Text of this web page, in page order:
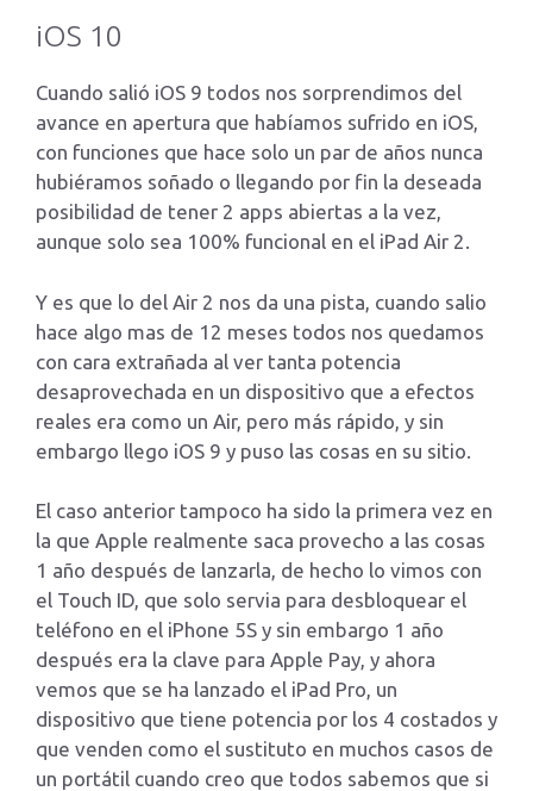
iOS 10
Cuando salió iOS 9 todos nos sorprendimos del
avance en apertura que habíamos sufrido en iOS,
con funciones que hace solo un par de años nunca
hubiéramos soñado o llegando por fin la deseada
posibilidad de tener 2 apps abiertas a la vez,
aunque solo sea 100% funcional en el iPad Air 2.
Y es que lo del Air 2 nos da una pista, cuando salio
hace algo mas de 12 meses todos nos quedamos
con cara extrañada al ver tanta potencia
desaprovechada en un dispositivo que a efectos
reales era como un Air, pero más rápido, y sin
embargo llego iOS 9 y puso las cosas en su sitio.
El caso anterior tampoco ha sido la primera vez en
la que Apple realmente saca provecho a las cosas
1 año después de lanzarla, de hecho lo vimos con
el Touch ID, que solo servia para desbloquear el
teléfono en el iPhone 5S y sin embargo 1 año
después era la clave para Apple Pay, y ahora
vemos que se ha lanzado el iPad Pro, un
dispositivo que tiene potencia por los 4 costados y
que venden como el sustituto en muchos casos de
un portátil cuando creo que todos sabemos que si